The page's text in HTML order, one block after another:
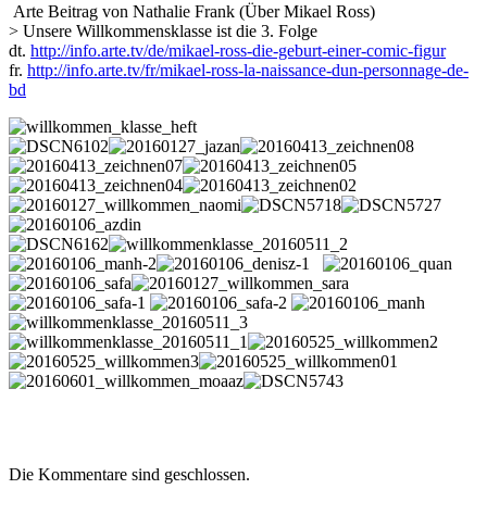
Arte Beitrag von Nathalie Frank (Über Mikael Ross)
> Unsere Willkommensklasse ist die 3. Folge
dt. http://info.arte.tv/de/mikael-ross-die-geburt-einer-comic-figur
fr. http://info.arte.tv/fr/mikael-ross-la-naissance-dun-personnage-de-
bd
Die Kommentare sind geschlossen.